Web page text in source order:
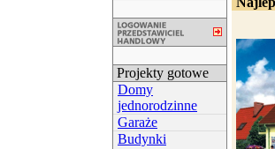
Projekty gotowe
Domy
jednorodzinne
Garaże
Budynki